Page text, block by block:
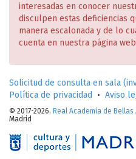
interesadas en conocer
disculpen estas deficiencias
manera escalonada y de lo
cuenta en nuestra página
Solicitud de consulta en sala
Política de privacidad
• Aviso
© 2017-2026. Real Academia de
Madrid